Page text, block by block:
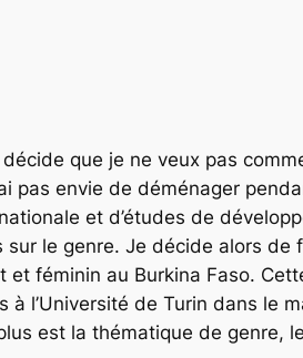
que je ne veux pas
pas envie de déménager
et d’études de
sur le genre. Je décide alors
et féminin au Burkina Faso.
à l’Université de Turin dans le
est la thématique de